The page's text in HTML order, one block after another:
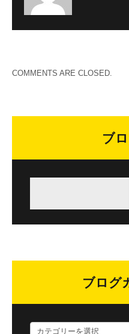
COMMENTS ARE CLOSED.
ブ
ブログ